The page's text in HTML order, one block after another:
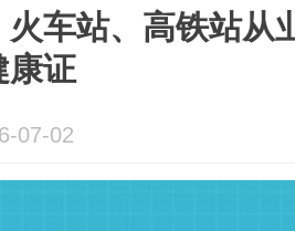
车站、高铁站从
康证
07-02